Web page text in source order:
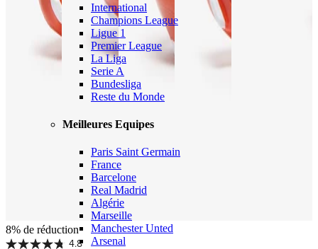
International
Champions League
Ligue 1
Premier League
La Liga
Serie A
Bundesliga
Reste du Monde
Meilleures Equipes
Paris Saint Germain
France
Barcelone
Real Madrid
Algérie
Marseille
Manchester Unted
Arsenal
8% de réduction
4.8